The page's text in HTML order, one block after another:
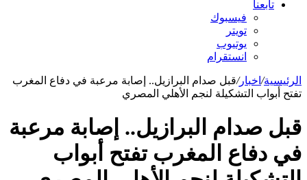
الدخول
تابعنا
فيسبوك
تويتر
يوتيوب
انستقرام
/اخبار/قبل صدام البرازيل.. إصابة مرعبة في دفاع المغرب
أبواب التشكيلة لنجم الأهلي المصري
صدام البرازيل.. إصابة مرعبة
دفاع المغرب تفتح أبواب